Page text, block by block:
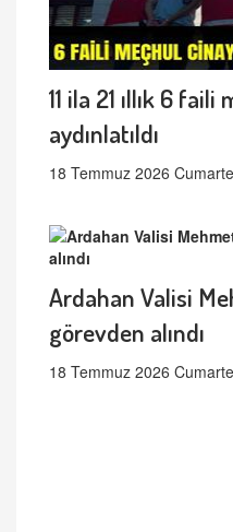
11 ila 21 ıllık 6
aydınlatıldı
18 Temmuz 2026
Ardahan Valisi
görevden alındı
18 Temmuz 2026